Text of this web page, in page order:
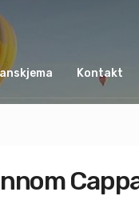
Kontakt